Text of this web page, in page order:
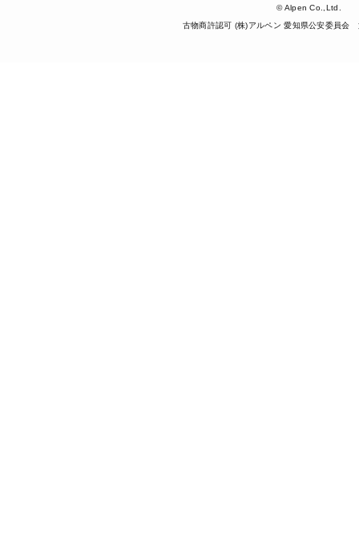
© Alpen Co.,Ltd.
古物商許認可 (株)アルペン 愛知県公安委員